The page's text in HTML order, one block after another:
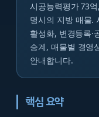
시공능력평가 73
명시의 지방 매물.
활성화, 변경등록·
승계, 매물별 경영
안내합니다.
핵심 요약